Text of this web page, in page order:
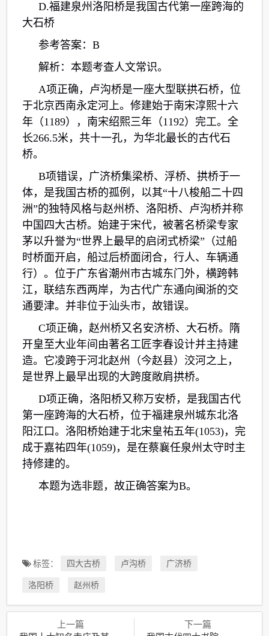
D.福建泉州洛阳桥是我国古代第一座跨海的
大石桥
参考答案：B
解析：本题考查人文常识。
A项正确，卢沟桥是一座大型联拱石桥，位
于北京西南永定河上。修建始于南宋淳熙十六
年（1189），南宋绍熙三年（1192）完工。全
长266.5米，共十一孔，为华北最长的古代石
桥。
B项错误，广济桥集梁桥、浮桥、拱桥于一
体，是我国古桥的孤例，以其“十八梭船二十四
洲”的独特风格与赵州桥、洛阳桥、卢沟桥并称
中国四大古桥。始建于宋代，被著名桥梁专家
茅以升誉为“世界上最早的启闭式桥梁”（过船
时桥面开启，船过后桥面闭合，行人、车辆通
行）。位于广东省潮州市古城东门外，横跨韩
江，联结东西两岸，为古代广东通向闽浙的交
通要津。并非位于汕头市，故错误。
C项正确，赵州桥又名安济桥、大石桥。隋
开皇至大业年间由著名工匠李春设计并主持建
造。它凌跨于河北赵州（今赵县）洨河之上，
是世界上最早出现的大跨度敞肩拱桥。
D项正确，洛阳桥又称万安桥，是我国古代
第一座跨海的大石桥，位于福建泉州城东北洛
阳江口。洛阳桥始建于北宋皇祐五年(1053)，完
成于嘉祐四年(1059)，是在蔡襄任泉州太守时主
持修建的。
本题为选非题，故正确答案为B。
标签： 四大古桥 卢沟桥
广济桥
洛阳桥
赵州桥
上一篇
下一篇